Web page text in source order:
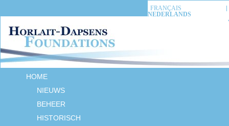
FRANÇAIS
NEDERLANDS
HOME
NIEUWS
BEHEER
HISTORISCH